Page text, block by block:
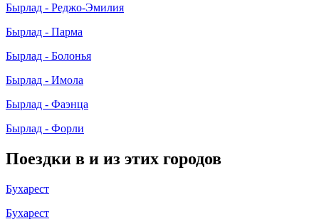
Бырлад - Реджо-Эмилия
Бырлад - Парма
Бырлад - Болонья
Бырлад - Имола
Бырлад - Фаэнца
Бырлад - Форли
Поездки в и из этих городов
Бухарест
Бухарест